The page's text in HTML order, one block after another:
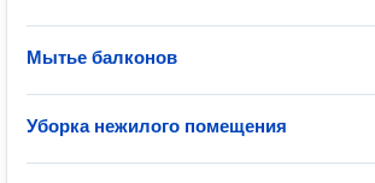
Мытье балконов
Уборка нежилого помещения